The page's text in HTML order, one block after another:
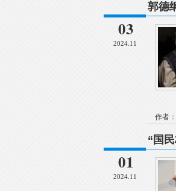
03
2024.11
郭德
作者
01
2024.11
“国